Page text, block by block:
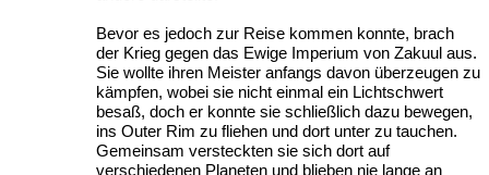
Bevor es jedoch zur Reise kommen konnte, brach
der Krieg gegen das Ewige Imperium von Zakuul aus.
Sie wollte ihren Meister anfangs davon überzeugen zu
kämpfen, wobei sie nicht einmal ein Lichtschwert
besaß, doch er konnte sie schließlich dazu bewegen,
ins Outer Rim zu fliehen und dort unter zu tauchen.
Gemeinsam versteckten sie sich dort auf
verschiedenen Planeten und blieben nie lange an